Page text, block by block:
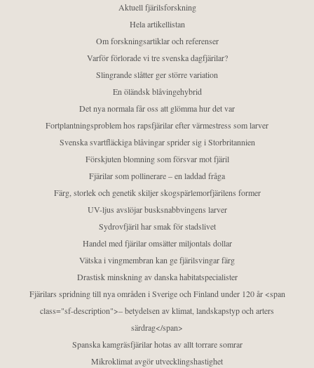
Aktuell fjärilsforskning
Hela artikellistan
Om forskningsartiklar och referenser
Varför förlorade vi tre svenska dagfjärilar?
Slingrande slåtter ger större variation
En öländsk blåvingehybrid
Det nya normala får oss att glömma hur det var
Fortplantningsproblem hos rapsfjärilar efter värmestress som larver
Svenska svartfläckiga blåvingar sprider sig i Storbritannien
Förskjuten blomning som försvar mot fjäril
Fjärilar som pollinerare – en laddad fråga
Färg, storlek och genetik skiljer skogspärlemorfjärilens former
UV-ljus avslöjar busksnabbvingens larver
Sydrovfjäril har smak för stadslivet
Handel med fjärilar omsätter miljontals dollar
Vätska i vingmembran kan ge fjärilsvingar färg
Drastisk minskning av danska habitatspecialister
Fjärilars spridning till nya områden i Sverige och Finland under 120 år <span
class="sf-description">– betydelsen av klimat, landskapstyp och arters
särdrag</span>
Spanska kamgräsfjärilar hotas av allt torrare somrar
Mikroklimat avgör utvecklingshastighet